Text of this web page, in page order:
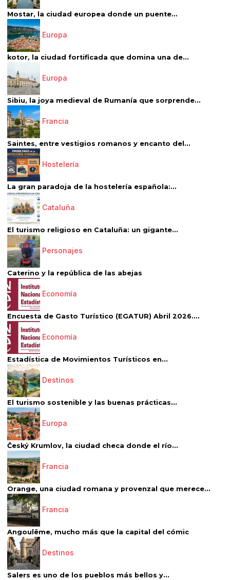
Mostar, la ciudad europea donde un puente...
Europa
kotor, la ciudad fortificada que domina una de...
Europa
Sibiu, la joya medieval de Rumanía que sorprende...
Francia
Saintes, entre vestigios romanos y encanto del...
Hostelería
La gran paradoja de la hostelería española:...
Cataluña
El turismo religioso en Cataluña: un gigante...
Personajes
Caterino y la república de las abejas
Economía
Encuesta de Gasto Turístico (EGATUR) Abril 2026....
Economía
Estadística de Movimientos Turísticos en...
Destinos
El turismo sostenible y las buenas prácticas...
Europa
Český Krumlov, la ciudad checa donde el río...
Francia
Orange, una ciudad romana y provenzal que merece...
Francia
Angoulême, mucho más que la capital del cómic
Destinos
Salers es uno de los pueblos más bellos y...